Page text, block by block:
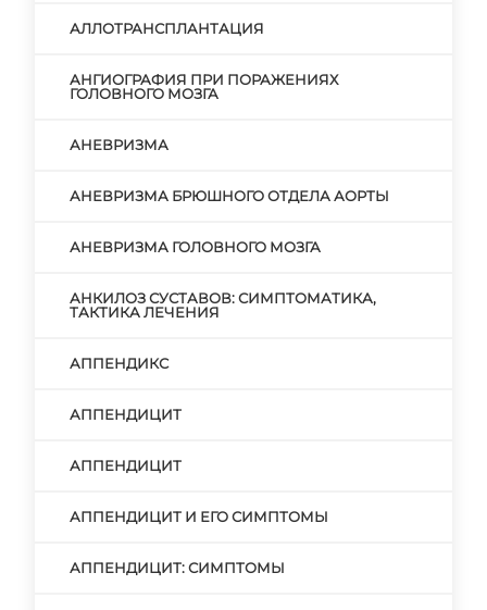
АЛЛОТРАНСПЛАНТАЦИЯ
АНГИОГРАФИЯ ПРИ ПОРАЖЕНИЯХ
ГОЛОВНОГО МОЗГА
АНЕВРИЗМА
АНЕВРИЗМА БРЮШНОГО ОТДЕЛА АОРТЫ
АНЕВРИЗМА ГОЛОВНОГО МОЗГА
АНКИЛОЗ СУСТАВОВ: СИМПТОМАТИКА,
ТАКТИКА ЛЕЧЕНИЯ
АППЕНДИКС
АППЕНДИЦИТ
АППЕНДИЦИТ
АППЕНДИЦИТ И ЕГО СИМПТОМЫ
АППЕНДИЦИТ: СИМПТОМЫ